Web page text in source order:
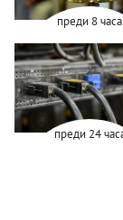
преди 8 часа
преди 24